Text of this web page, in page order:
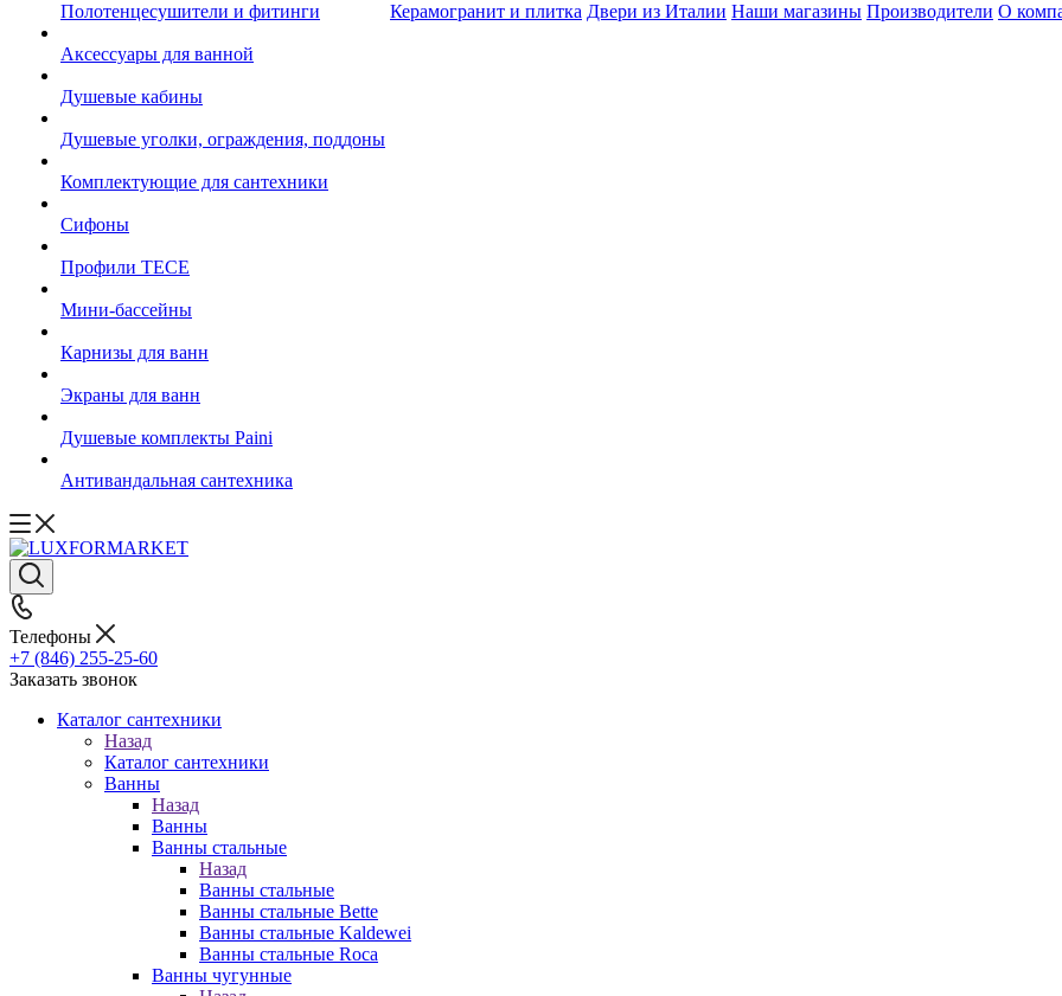
Полотенцесушители и фитинги
Аксессуары для ванной
Душевые кабины
Душевые уголки, ограждения, поддоны
Комплектующие для сантехники
Сифоны
Профили TECE
Мини-бассейны
Карнизы для ванн
Экраны для ванн
Душевые комплекты Paini
Антивандальная сантехника
Керамогранит и плитка Двери из Италии Наши магазины Производители О
Телефоны
+7 (846) 255-25-60
Заказать звонок
Каталог сантехники
Назад
Каталог сантехники
Ванны
Назад
Ванны
Ванны стальные
Назад
Ванны стальные
Ванны стальные Bette
Ванны стальные Kaldewei
Ванны стальные Roca
Ванны чугунные